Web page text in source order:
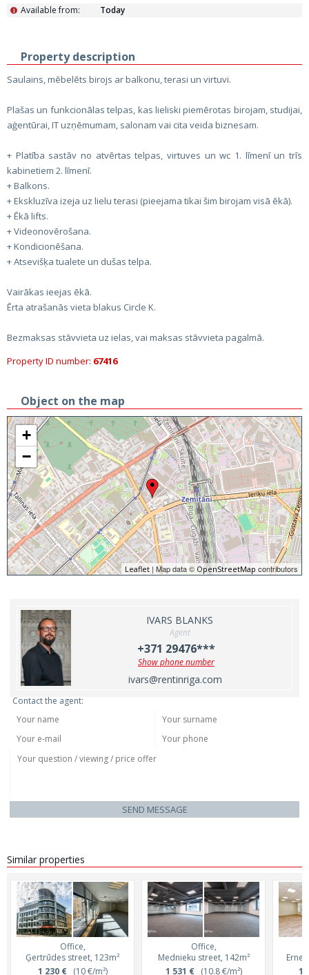
Available from:
i Today
Property description
Saulains, mēbelēts birojs ar balkonu, terasi un virtuvi.
Plašas un funkcionālas telpas, kas lieliski piemērotas birojam, studijai,
aģentūrai, IT uzņēmumam, salonam vai cita veida biznesam.
+ Platība sastāv no atvērtas telpas, virtuves un wc 1. līmenī un trīs
kabinetiem 2. līmenī.
+ Balkons.
+ Ekskluzīva izeja uz lielu terasi (pieejama tikai šim birojam visā ēkā).
+ Ēkā lifts.
+ Videonovērošana.
+ Kondicionēšana.
+ Atsevišķa tualete un dušas telpa.
Vairākas ieejas ēkā.
Ērta atrašanās vieta blakus Circle K.
Bezmaksas stāvvieta uz ielas, vai maksas stāvvieta pagalmā.
Property ID number: 67416
Object on the map
+
−
Leaflet| Map data ©OpenStreetMap contributors
IVARS BLANKS
Agent
+371 29476***
Show phone number
ivars@rentinriga.com
Contact the agent:
SEND MESSAGE
Similar properties
Office,
Ģertrūdes street, 123m²
1 230 €(10 €/m²)
Office,
Mednieku street, 142m²
1 531 €(10.8 €/m²)
1